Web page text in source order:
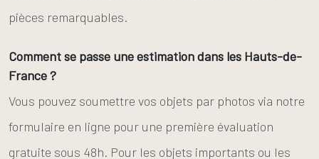
pièces remarquables.
Comment se passe une estimation dans les Hauts-de-
France ?
Vous pouvez soumettre vos objets par photos via notre
formulaire en ligne pour une première évaluation
gratuite sous 48h. Pour les objets importants ou les